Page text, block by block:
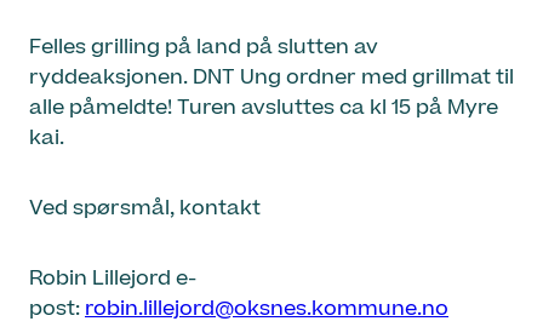
Felles grilling på land på slutten av
ryddeaksjonen. DNT Ung ordner med grillmat til
alle påmeldte! Turen avsluttes ca kl 15 på Myre
kai.
Ved spørsmål, kontakt
Robin Lillejord e-
post:robin.lillejord@oksnes.kommune.no